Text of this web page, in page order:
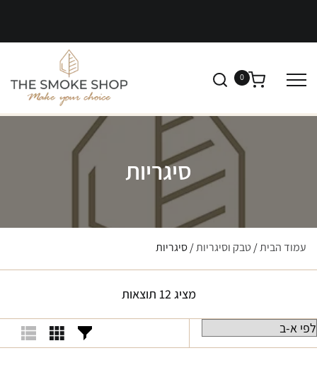
0
סיגריות
עמוד הבית/טבק וסיגריות/ סיגריות
מציג 12 תוצאות